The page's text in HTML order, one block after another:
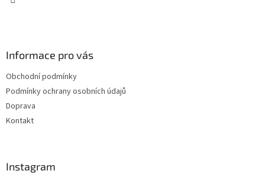
Informace pro vás
Obchodní podmínky
Podmínky ochrany osobních údajů
Doprava
Kontakt
Instagram